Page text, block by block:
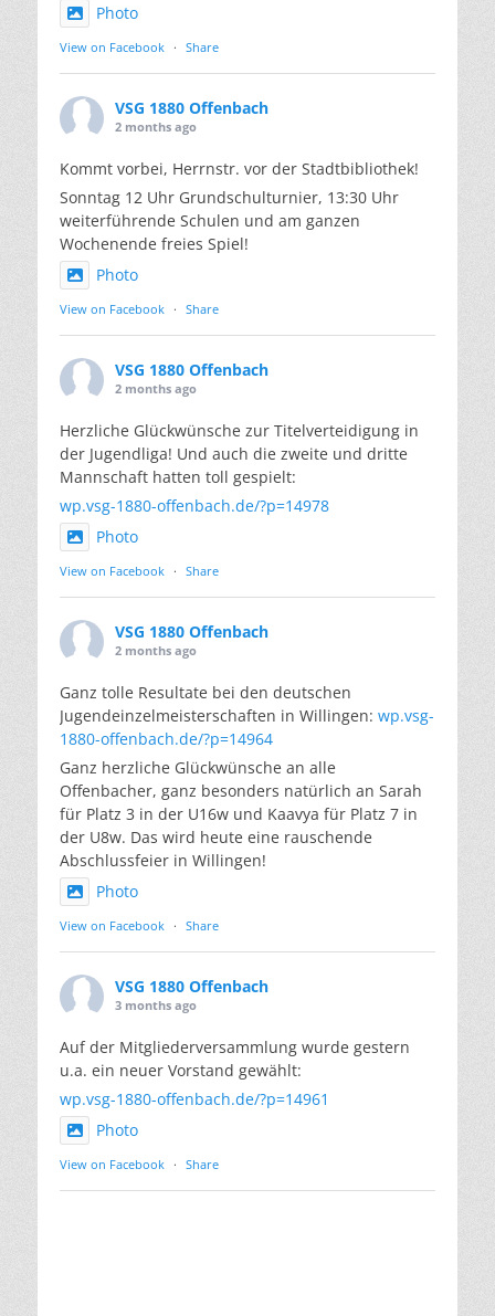
Photo
View on Facebook · Share
VSG 1880 Offenbach
2 months ago
Kommt vorbei, Herrnstr. vor der Stadtbibliothek!
Sonntag 12 Uhr Grundschulturnier, 13:30 Uhr
weiterführende Schulen und am ganzen
Wochenende freies Spiel!
Photo
View on Facebook · Share
VSG 1880 Offenbach
2 months ago
Herzliche Glückwünsche zur Titelverteidigung in
der Jugendliga! Und auch die zweite und dritte
Mannschaft hatten toll gespielt:
wp.vsg-1880-offenbach.de/?p=14978
Photo
View on Facebook · Share
VSG 1880 Offenbach
2 months ago
Ganz tolle Resultate bei den deutschen
Jugendeinzelmeisterschaften in Willingen: wp.vsg-
1880-offenbach.de/?p=14964
Ganz herzliche Glückwünsche an alle
Offenbacher, ganz besonders natürlich an Sarah
für Platz 3 in der U16w und Kaavya für Platz 7 in
der U8w. Das wird heute eine rauschende
Abschlussfeier in Willingen!
Photo
View on Facebook · Share
VSG 1880 Offenbach
3 months ago
Auf der Mitgliederversammlung wurde gestern
u.a. ein neuer Vorstand gewählt:
wp.vsg-1880-offenbach.de/?p=14961
Photo
View on Facebook · Share